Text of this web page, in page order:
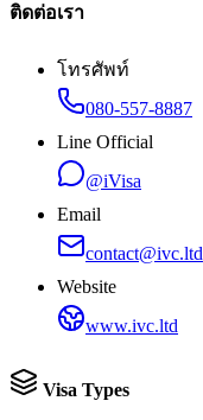
ติดต่อเรา
โทรศัพท์
080-557-8887
Line Official
@iVisa
Email
contact@ivc.ltd
Website
www.ivc.ltd
Visa Types